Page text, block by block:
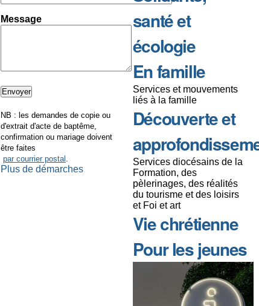
Message
NB : les demandes de copie ou
d'extrait d'acte de baptême,
confirmation ou mariage doivent
être faites
par courrier postal .
Plus de démarches
santé et
écologie
En famille
Services et mouvements
liés à la famille
Découverte et
Services diocésains de la
Formation, des
pèlerinages, des réalités
du tourisme et des loisirs
et Foi et art
Vie chrétienne
Pour les jeunes